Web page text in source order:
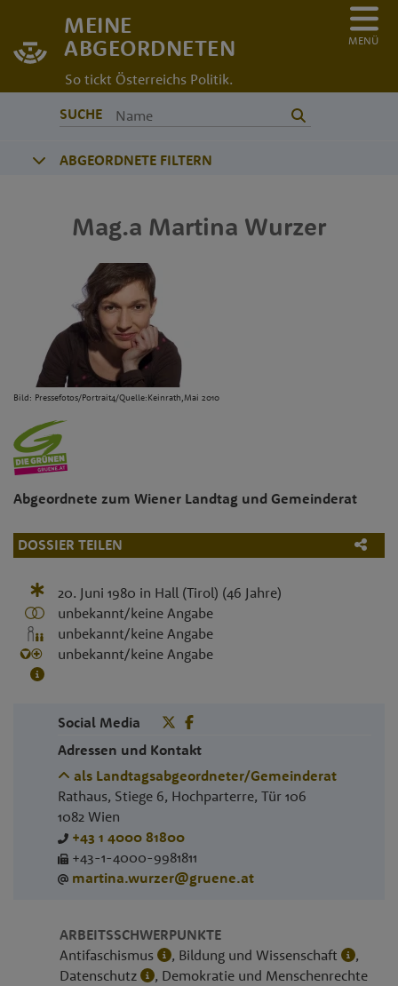
MEINE
ABGEORDNETEN
So tickt Österreichs Politik.
MENÜ
SUCHE
ABGEORDNETE FILTERN
Mag.a Martina Wurzer
Bild: Pressefotos/Portrait4/Quelle:Keinrath,Mai 2010
Abgeordnete zum Wiener Landtag und Gemeinderat
DOSSIER TEILEN
20. Juni 1980 in Hall (Tirol) (46 Jahre)
unbekannt/keine Angabe
unbekannt/keine Angabe
unbekannt/keine Angabe
Social Media
Adressen und Kontakt
als Landtagsabgeordneter/Gemeinderat
Rathaus, Stiege 6, Hochparterre, Tür 106
1082 Wien
+43 1 4000 81800
+43-1-4000-9981811
martina.wurzer@gruene.at
ARBEITSSCHWERPUNKTE
Antifaschismus
, Bildung und Wissenschaft
,
Datenschutz
, Demokratie und Menschenrechte